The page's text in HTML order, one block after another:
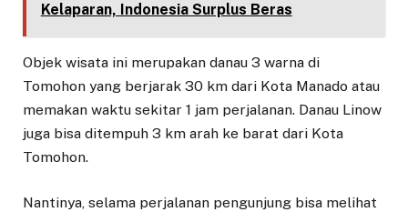
Kelaparan, Indonesia Surplus Beras
Objek wisata ini merupakan danau 3 warna di
Tomohon yang berjarak 30 km dari Kota Manado atau
memakan waktu sekitar 1 jam perjalanan. Danau Linow
juga bisa ditempuh 3 km arah ke barat dari Kota
Tomohon.
Nantinya, selama perjalanan pengunjung bisa melihat